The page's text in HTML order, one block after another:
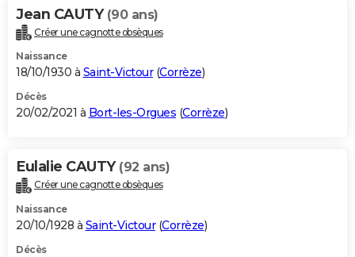
Jean CAUTY (90 ans)
Créer une cagnotte obsèques
Naissance
18/10/1930 à Saint-Victour(Corrèze)
Décès
20/02/2021 à Bort-les-Orgues (Corrèze)
Eulalie CAUTY (92 ans)
Créer une cagnotte obsèques
Naissance
20/10/1928 à Saint-Victour(Corrèze)
Décès